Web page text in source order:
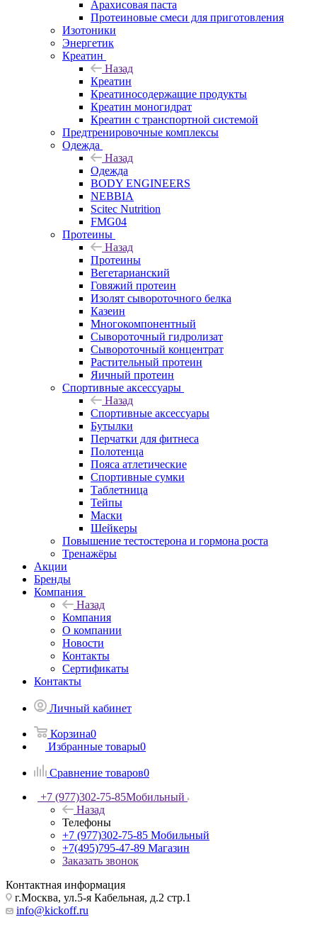
Арахисовая паста
Протеиновые смеси для приготовления
Изотоники
Энергетик
Креатин
Назад
Креатин
Креатиносодержащие продукты
Креатин моногидрат
Креатин с транспортной системой
Предтренировочные комплексы
Одежда
Назад
Одежда
BODY ENGINEERS
NEBBIA
Scitec Nutrition
FMG04
Протеины
Назад
Протеины
Вегетарианский
Говяжий протеин
Изолят сывороточного белка
Казеин
Многокомпонентный
Сывороточный гидролизат
Сывороточный концентрат
Растительный протеин
Яичный протеин
Спортивные аксессуары
Назад
Спортивные аксессуары
Бутылки
Перчатки для фитнеса
Полотенца
Пояса атлетические
Спортивные сумки
Таблетница
Тейпы
Маски
Шейкеры
Повышение тестостерона и гормона роста
Тренажёры
Акции
Бренды
Компания
Назад
Компания
О компании
Новости
Контакты
Сертификаты
Контакты
Личный кабинет
Корзина0
Избранные товары0
Сравнение товаров0
+7 (977)302-75-85Мобильный
Назад
Телефоны
+7 (977)302-75-85 Мобильный
+7(495)795-47-89 Магазин
Заказать звонок
Контактная информация
г.Москва, ул.5-я Кабельная, д.2 стр.1
info@kickoff.ru